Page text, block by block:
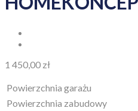
1 450,00 zł
Powierzchnia garażu
Powierzchnia zabudowy